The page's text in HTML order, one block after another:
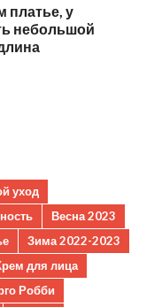
платье, у
небольшой
уход
Весна 2023
Зима 2022-2023
для лица
Робби